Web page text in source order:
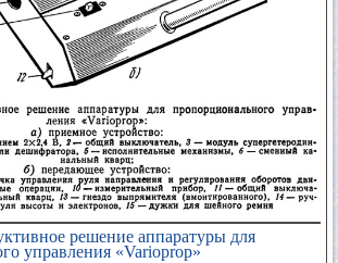
решение аппаратуры для
управления «Varioprop»